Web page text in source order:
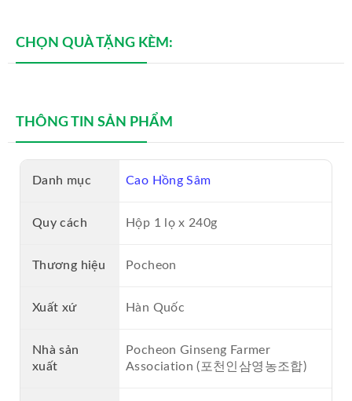
CHỌN QUÀ TẶNG KÈM:
THÔNG TIN SẢN PHẨM
Danh mục Cao Hồng Sâm
Quy cách Hộp 1 lọ x 240g
Thương hiệu Pocheon
Xuất xứ Hàn Quốc
Nhà sản
xuất
Pocheon Ginseng Farmer
Association (포천인삼영농조합)
MỸ PHẨM GENIE
SỮA ONG CHÚA
NƯỚC HOA NAM CAO CẤP
VIÊN UỐNG COLLAGEN
SON MÔI CAO CẤP